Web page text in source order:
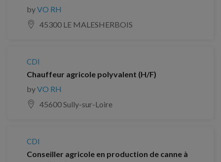
byVO RH
45300 LE MALESHERBOIS
CDI
Chauffeur agricole polyvalent (H/F)
byVO RH
45600 Sully-sur-Loire
CDI
Conseiller agricole en production de canne à